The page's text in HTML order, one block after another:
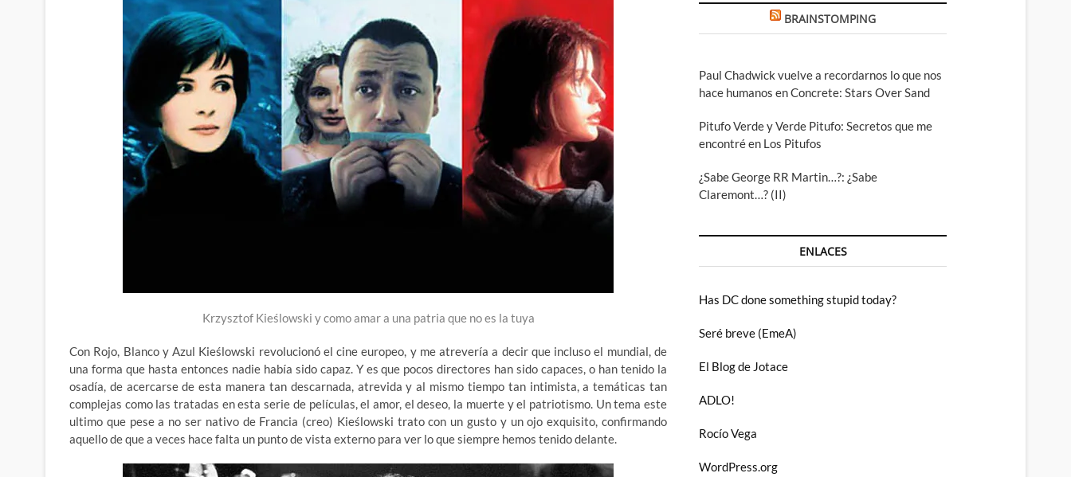
Krzysztof Kieślowski y como amar a una patria que no es la tuya
Con Rojo, Blanco y Azul Kieślowski revolucionó el cine europeo, y me atrevería a decir que incluso el mundial, de
una forma que hasta entonces nadie había sido capaz. Y es que pocos directores han sido capaces, o han tenido la
osadía, de acercarse de esta manera tan descarnada, atrevida y al mismo tiempo tan intimista, a temáticas tan
complejas como las tratadas en esta serie de películas, el amor, el deseo, la muerte y el patriotismo. Un tema este
ultimo que pese a no ser nativo de Francia (creo) Kieślowski trato con un gusto y un ojo exquisito, confirmando
aquello de que a veces hace falta un punto de vista externo para ver lo que siempre hemos tenido delante.
BRAINSTOMPING
Paul Chadwick vuelve a recordarnos lo que nos
hace humanos en Concrete: Stars Over Sand
Pitufo Verde y Verde Pitufo: Secretos que me
encontré en Los Pitufos
¿Sabe George RR Martin…?: ¿Sabe
Claremont…? (II)
ENLACES
Has DC done something stupid today?
Seré breve (EmeA)
El Blog de Jotace
ADLO!
Rocío Vega
WordPress.org